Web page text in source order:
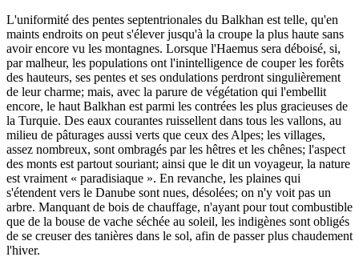
L'uniformité des pentes septentrionales du Balkhan est telle, qu'en
maints endroits on peut s'élever jusqu'à la croupe la plus haute sans
avoir encore vu les montagnes. Lorsque l'Haemus sera déboisé, si,
par malheur, les populations ont l'inintelligence de couper les forêts
des hauteurs, ses pentes et ses ondulations perdront singulièrement
de leur charme; mais, avec la parure de végétation qui l'embellit
encore, le haut Balkhan est parmi les contrées les plus gracieuses de
la Turquie. Des eaux courantes ruissellent dans tous les vallons, au
milieu de pâturages aussi verts que ceux des Alpes; les villages,
assez nombreux, sont ombragés par les hêtres et les chênes; l'aspect
des monts est partout souriant; ainsi que le dit un voyageur, la nature
est vraiment « paradisiaque ». En revanche, les plaines qui
s'étendent vers le Danube sont nues, désolées; on n'y voit pas un
arbre. Manquant de bois de chauffage, n'ayant pour tout combustible
que de la bouse de vache séchée au soleil, les indigènes sont obligés
de se creuser des tanières dans le sol, afin de passer plus chaudement
l'hiver.